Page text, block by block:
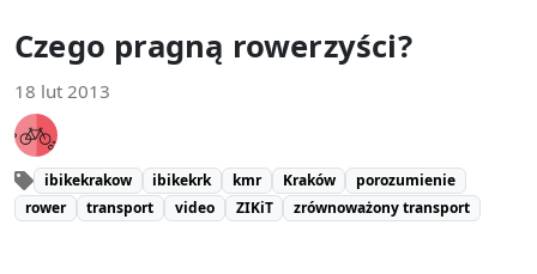
Czego pragną rowerzyści?
18 lut 2013
ibikekrakow ibikekrk kmr Kraków
porozumienie
rower
transport video ZIKiT zrównoważony transport